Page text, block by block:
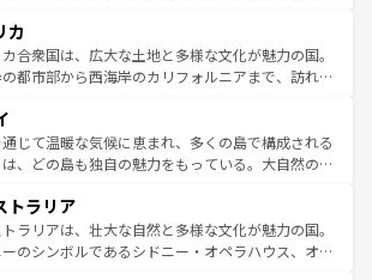
を参照してほしい。
そのまま残る町や、スイスならではのユニークな
あり、アルプス観光だけでなく町歩きも満喫する
きる。国民の所得が高いため物価も高いが、旅行
通費無料で観光を楽しむこともできる。 なお、新
ス情報はコンテンツ一覧 を参照してほしい。
カ
合衆国は、広大な土地と多様な文化が魅力の国。
都市部から西海岸のカリフォルニアまで、訪れる
巨大都市は、観光、ショッピング、エンターテイ
が詰まった刺激的なスポットだ。一方、アメリカ
は大自然が広がり、グランドキャニオンやイエロー
ーオーリンズでは、音楽と美食が融合した独特の
力。旅行者はアメリカの各地域で異なる魅力を楽
ら、その多様性と豊かな歴史を感じることができ
じて温暖な気候に恵まれ、多くの島で構成される
、どの島も独自の魅力をもっている。大自然の神
見逃せない。また、定番の観光地といえばオアフ
静かな自然を求めるならマウイ島やカウアイ島が
。エメラルドグリーンに輝く海をはじめ、豊かな
トラリア
ラリアは、壮大な自然と多様な文化が魅力の国。
のシンボルであるシドニー・オペラハウス、オー